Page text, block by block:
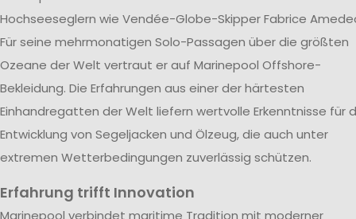
Hochseeseglern wie Vendée-Globe-Skipper Fabrice
Für seine mehrmonatigen Solo-Passagen über die größten
Ozeane der Welt vertraut er auf Marinepool Offshore-
Bekleidung. Die Erfahrungen aus einer der härtesten
Einhandregatten der Welt liefern wertvolle Erkenntnisse für
Entwicklung von Segeljacken und Ölzeug, die auch unter
extremen Wetterbedingungen zuverlässig schützen.
Erfahrung trifft Innovation
Marinepool verbindet maritime Tradition mit moderner